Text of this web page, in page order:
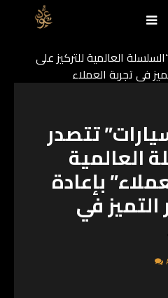
العالمية للتركيز على
في تجربة العملاء
تتصدر
العالمية
بإعادة
في